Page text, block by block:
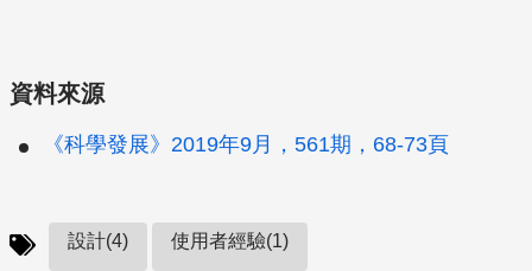
資料來源
《科學發展》2019年9月，561期，68-73頁
設計(4) 使用者經驗(1)